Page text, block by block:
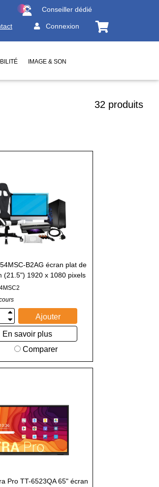
Conseiller dédié
Connexion
IMAGE & SON
32 produits
B2AG écran plat de
(21.5") 1920 x 1080 pixels
Écran tactile Noir
Ajouter
En savoir plus
Comparer
Pro TT-6523QA 65" écran